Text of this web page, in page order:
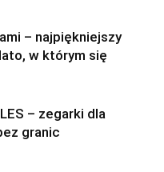
– najpiękniejszy
w którym się
– zegarki dla
granic